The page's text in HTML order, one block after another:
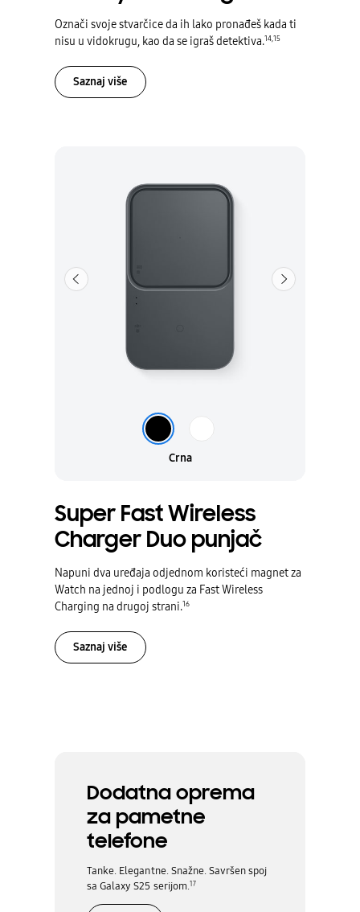
Označi svoje stvarčice da ih lako pronađeš kada ti
nisu u vidokrugu, kao da se igraš detektiva.14 15
Saznaj više
Super Fast Wireless
Charger Duo punjač
Napuni dva uređaja odjednom koristeći magnet za
Watch na jednoj i podlogu za Fast Wireless
Charging na drugoj strani.16
Saznaj više
Crna
Dodatna oprema
za pametne
telefone
Tanke. Elegantne. Snažne. Savršen spoj
sa Galaxy S25 serijom.17